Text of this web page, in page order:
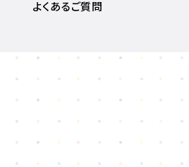
よくあるご質問